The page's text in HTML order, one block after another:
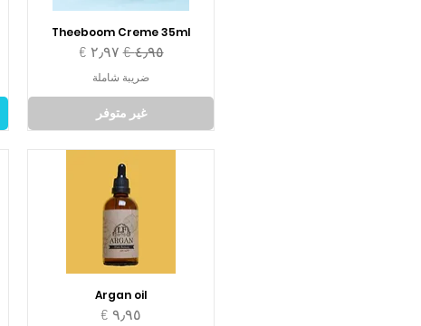
Theeboom Creme 35ml
سعر عادي‏٤٫٩٥ € سعر البيع
ضريبة شاملة
غير متوفر
Argan oil
السعر